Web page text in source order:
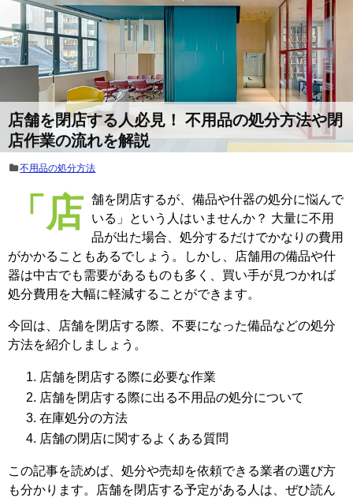
店舗を閉店する人必見！ 不用品の処分方法や閉
店作業の流れを解説
不用品の処分方法
「店舗を閉店するが、備品や什器の処分に悩んで
いる」という人はいませんか？ 大量に不用
品が出た場合、処分するだけでかなりの費用
がかかることもあるでしょう。しかし、店舗用の備品や什
器は中古でも需要があるものも多く、買い手が見つかれば
処分費用を大幅に軽減することができます。
今回は、店舗を閉店する際、不要になった備品などの処分
方法を紹介しましょう。
店舗を閉店する際に必要な作業
店舗を閉店する際に出る不用品の処分について
在庫処分の方法
店舗の閉店に関するよくある質問
この記事を読めば、処分や売却を依頼できる業者の選び方
も分かります。店舗を閉店する予定がある人は、ぜひ読ん